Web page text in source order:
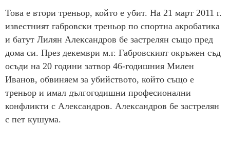
Това е втори треньор, който е убит. На 21 март 2011 г.
известният габровски треньор по спортна акробатика
и батут Лилян Александров бе застрелян също пред
дома си. През декември м.г. Габровският окръжен съд
осъди на 20 години затвор 46-годишния Милен
Иванов, обвиняем за убийството, който също е
треньор и имал дългогодишни професионални
конфликти с Александров. Александров бе застрелян
с пет кушума.